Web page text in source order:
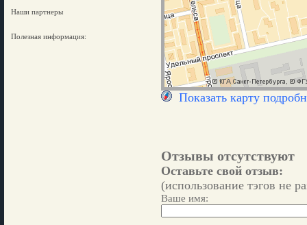
Наши партнеры
Полезная информация:
Показать карту
Отзывы отсутствуют
Оставьте свой отзыв:
(использование тэгов не
Ваше имя: